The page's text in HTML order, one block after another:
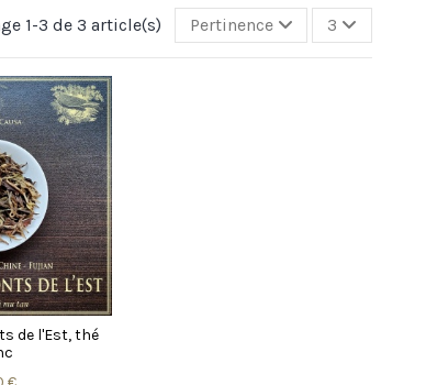
1-3 de 3 article(s) Pertinence 3
de l'Est, thé